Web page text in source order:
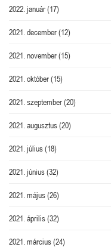
2022. január(17)
2021. december(12)
2021. november(15)
2021. október(15)
2021. szeptember(20)
2021. augusztus(20)
2021. július(18)
2021. június(32)
2021. május(26)
2021. április(32)
2021. március(24)